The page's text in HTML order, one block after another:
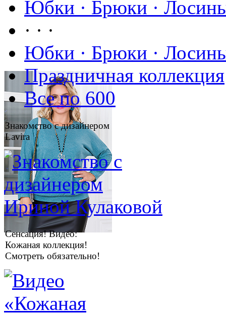
Юбки · Брюки ·
· · ·
Юбки · Брюки ·
Праздничная коллекция
Все по 600
Знакомство с дизайнером
Lavira
Сенсация! Видео:
Кожаная коллекция!
Смотреть обязательно!